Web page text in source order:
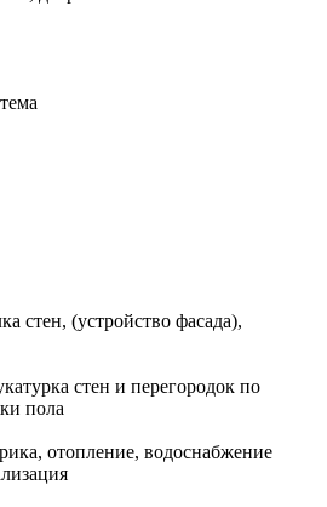
стен, (устройство фасада),
стен и перегородок по
пола
отопление, водоснабжение